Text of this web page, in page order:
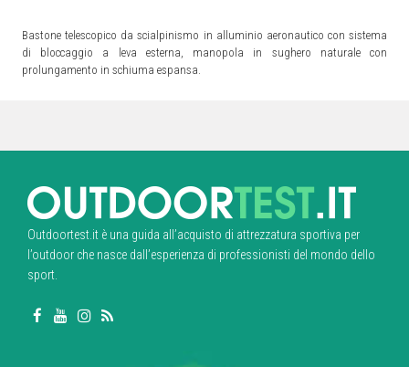
Bastone telescopico da scialpinismo in alluminio aeronautico con sistema
di bloccaggio a leva esterna, manopola in sughero naturale con
prolungamento in schiuma espansa.
Outdoortest.it è una guida all’acquisto di attrezzatura sportiva per
l’outdoor che nasce dall’esperienza di professionisti del mondo dello
sport.